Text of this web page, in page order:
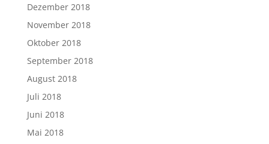
Dezember 2018
November 2018
Oktober 2018
September 2018
August 2018
Juli 2018
Juni 2018
Mai 2018